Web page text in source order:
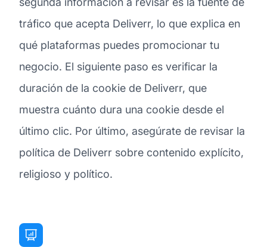
tráfico que acepta Deliverr, lo que explica en
qué plataformas puedes promocionar tu
negocio. El siguiente paso es verificar la
duración de la cookie de Deliverr, que
muestra cuánto dura una cookie desde el
último clic. Por último, asegúrate de revisar la
política de Deliverr sobre contenido explícito,
religioso y político.